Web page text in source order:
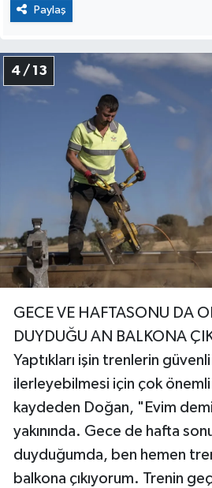
Paylaş
4 / 13
GECE VE HAFTASONU DA
DUYDUĞU AN BALKONA
Yaptıkları işin trenlerin
ilerleyebilmesi için çok
kaydeden Doğan, "Evim
yakınında. Gece de hafta
duyduğumda, ben hemen
balkona çıkıyorum. Trenin